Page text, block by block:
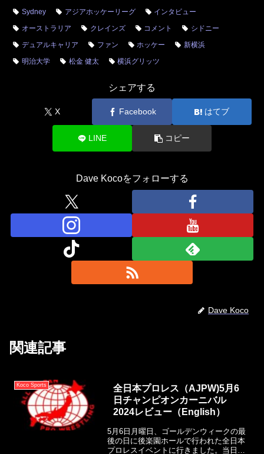
Sydney
アジアホッケーリーグ
インタビュー
オーストラリア
クレインズ コメント
シドニー
デュアルキャリア
ファン ホッケー
新横浜
明治大学
松金 健太 横浜グリッツ
シェアする
X Facebook はてブ
LINE コピー
Dave Kocoをフォローする
Dave Koco
関連記事
Koco Sports
全日本プロレス（AJPW)5月6
日チャンピオンカーニバル
2024レビュー（English）
5月6日月曜日、ゴールデンウィークの最
後の日に後楽園ホールで行われた全日本
プロレスイベントに行きました。当日は